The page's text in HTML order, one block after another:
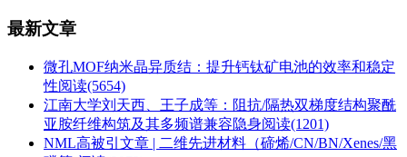
最新文章
微孔MOF纳米晶异质结：提升钙钛矿电池的效率和稳定
性阅读(5654)
江南大学刘天西、王子成等：阻抗/隔热双梯度结构聚酰
亚胺纤维构筑及其多频谱兼容隐身阅读(1201)
NML高被引文章 | 二维先进材料（碲烯/CN/BN/Xenes/黑